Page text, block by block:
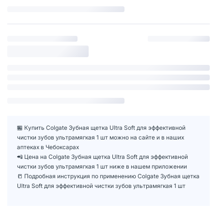
🏪 Купить Colgate Зубная щетка Ultra Soft для эффективной
чистки зубов ультрамягкая 1 шт можно на сайте и в наших
аптеках в Чебоксарах
📲 Цена на Colgate Зубная щетка Ultra Soft для эффективной
чистки зубов ультрамягкая 1 шт ниже в нашем приложении
📒 Подробная инструкция по применению Colgate Зубная щетка
Ultra Soft для эффективной чистки зубов ультрамягкая 1 шт